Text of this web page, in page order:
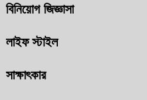
বিনিয়োগ জিজ্ঞাসা
লাইফ স্টাইল
সাক্ষাৎকার